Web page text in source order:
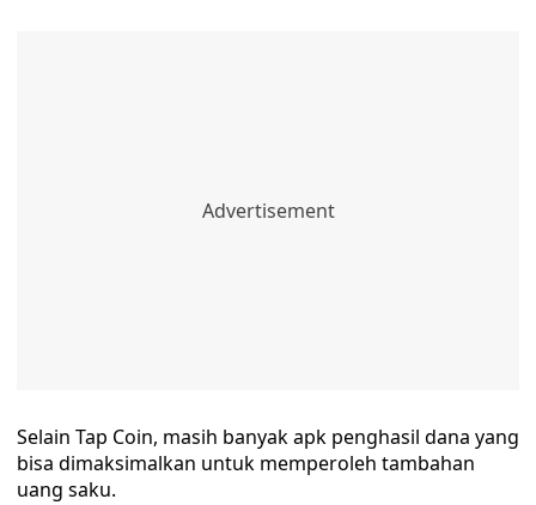
Selain Tap Coin, masih banyak apk penghasil dana yang
bisa dimaksimalkan untuk memperoleh tambahan
uang saku.